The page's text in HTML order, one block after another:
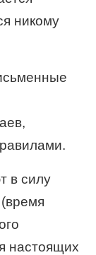
никому
в силу
настоящих